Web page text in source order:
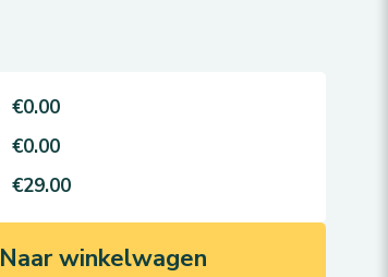
€0.00
€0.00
€29.00
Naar winkelwagen